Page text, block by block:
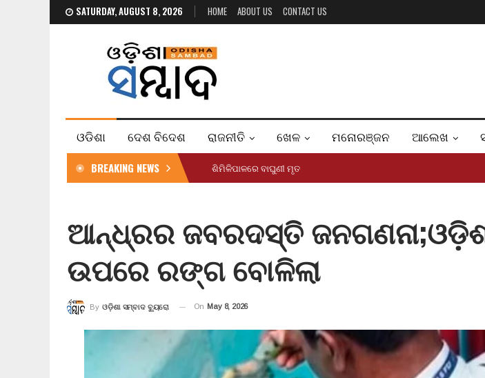
SATURDAY, AUGUST 8, 2026 HOME ABOUT US CONTACT US
ଓଡିଶା ଦେଶ ବିଦେଶ ରାଜନୀତି ଖେଳ ମନୋରଞ୍ଜନ ଆଲେଖ
BREAKING NEWS ଶିମିଳିପାଳରେ ବାଘୁଣୀ ମୃତ
ଆନ୍ଧ୍ରର ଜବରଦସ୍ତି
ଉପରେ ରଙ୍ଗ ବୋଳିଲା
By ଓଡ଼ିଶା ସମ୍ବାଦ ବ୍ୟୁରୋ On May 8, 2026